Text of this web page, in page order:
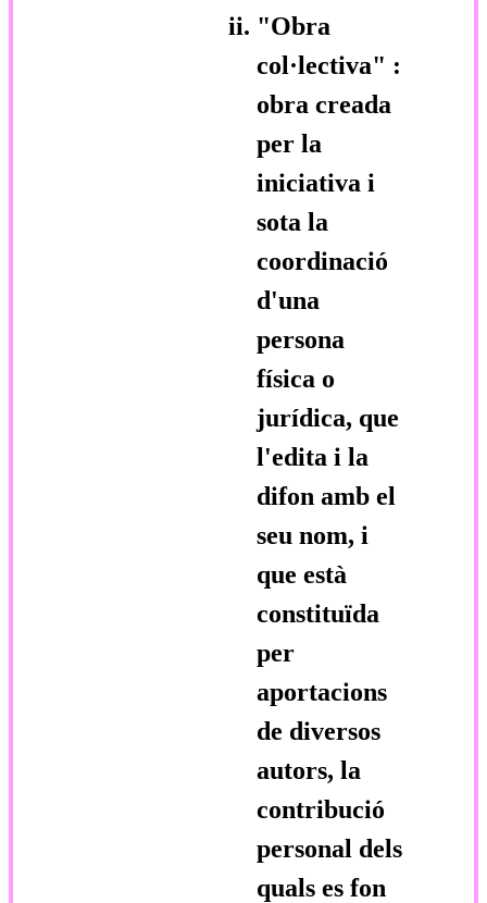
"Obra
col·lectiva" :
obra creada
per la
iniciativa i
sota la
coordinació
d'una
persona
física o
jurídica, que
l'edita i la
difon amb el
seu nom, i
que està
constituïda
per
aportacions
de diversos
autors, la
contribució
personal dels
quals es fon